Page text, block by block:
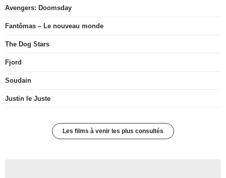
Avengers: Doomsday
Fantômas – Le nouveau monde
The Dog Stars
Fjord
Soudain
Justin le Juste
Les films à venir les plus consultés